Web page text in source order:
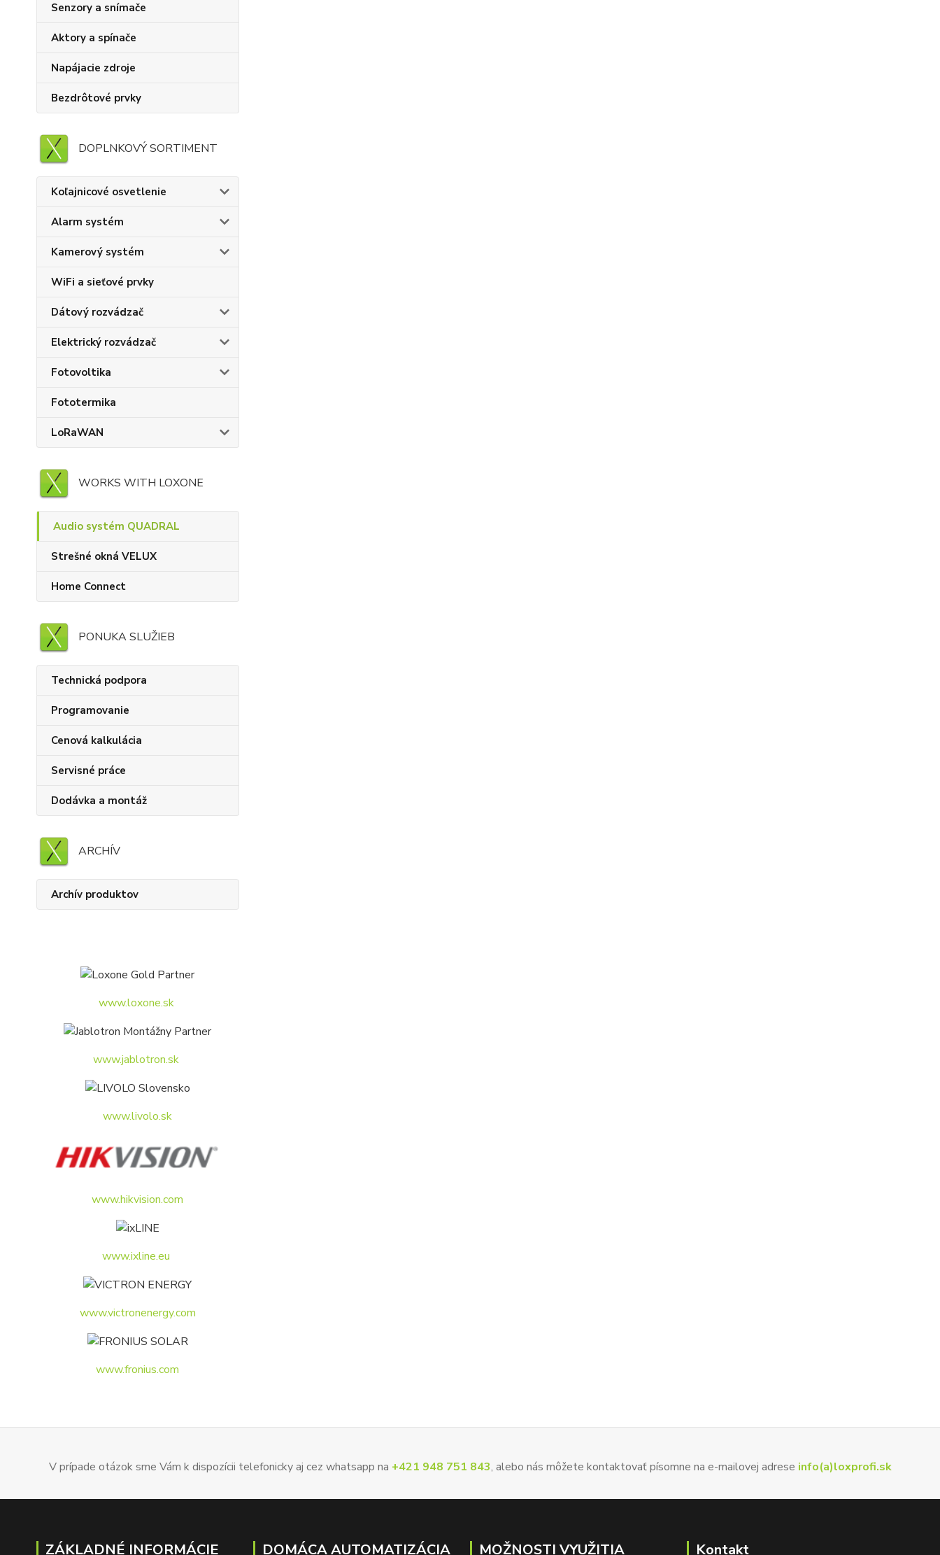
Senzory a snímače
Aktory a spínače
Napájacie zdroje
Bezdrôtové prvky
DOPLNKOVÝ SORTIMENT
Koľajnicové osvetlenie
Alarm systém
Kamerový systém
WiFi a sieťové prvky
Dátový rozvádzač
Elektrický rozvádzač
Fotovoltika
Fototermika
LoRaWAN
WORKS WITH LOXONE
Audio systém QUADRAL
Strešné okná VELUX
Home Connect
PONUKA SLUŽIEB
Technická podpora
Programovanie
Cenová kalkulácia
Servisné práce
Dodávka a montáž
ARCHÍV
Archív produktov
www.loxone.sk
www.jablotron.sk
www.livolo.sk
www.hikvision.com
www.ixline.eu
www.victronenergy.com
www.fronius.com
V prípade otázok sme Vám k dispozícii telefonicky aj cez whatsapp na +421 948 751 843, alebo nás môžete kontaktovať písomne na e-mailovej adrese info(a)loxprofi.sk
ZÁKLADNÉ INFORMÁCIE DOMÁCA AUTOMATIZÁCIA MOŽNOSTI VYUŽITIA Kontakt